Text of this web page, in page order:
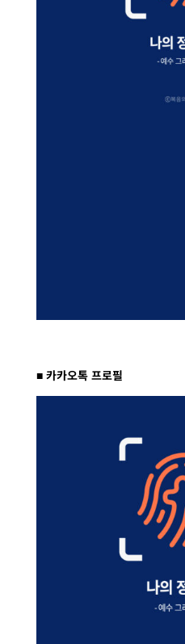
■ 카카오톡 프로필